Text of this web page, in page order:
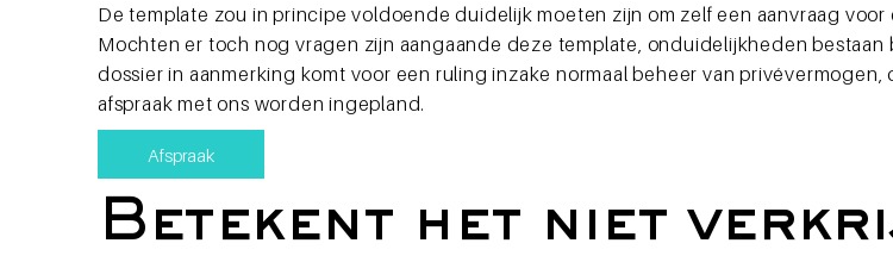
De template zou in principe voldoende duidelijk moeten zijn om zelf een aanvraag
Mochten er toch nog vragen zijn aangaande deze template, onduidelijkheden
dossier in aanmerking komt voor een ruling inzake normaal beheer van
afspraak met ons worden ingepland.
Afspraak
Betekent het niet